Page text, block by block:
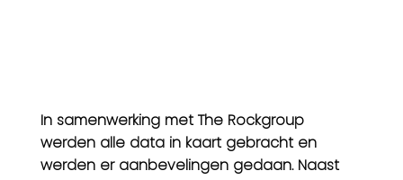
In samenwerking met The Rockgroup
werden alle data in kaart gebracht en
werden er aanbevelingen gedaan. Naast